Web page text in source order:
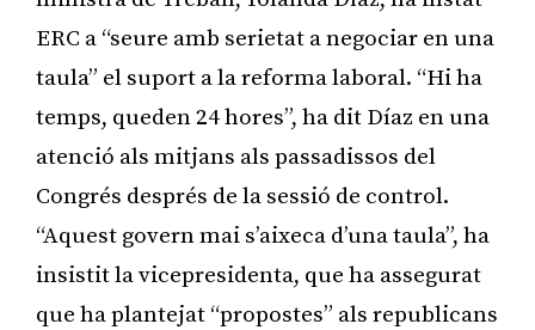
ERC a “seure amb serietat a negociar en una
taula” el suport a la reforma laboral. “Hi ha
temps, queden 24 hores”, ha dit Díaz en una
atenció als mitjans als passadissos del
Congrés després de la sessió de control.
“Aquest govern mai s’aixeca d’una taula”, ha
insistit la vicepresidenta, que ha assegurat
que ha plantejat “propostes” als republicans